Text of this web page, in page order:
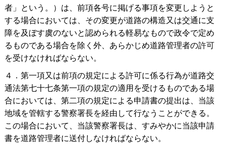
者」という。）は、前項各号に掲げる事項を変更しようと
する場合においては、その変更が道路の構造又は交通に支
障を及ぼす虞のないと認められる軽易なもので政令で定め
るものである場合を除く外、あらかじめ道路管理者の許可
を受けなければならない。
４．第一項又は前項の規定による許可に係る行為が道路交
通法第七十七条第一項の規定の適用を受けるものである場
合においては、第二項の規定による申請書の提出は、当該
地域を管轄する警察署長を経由して行なうことができる。
この場合において、当該警察署長は、すみやかに当該申請
書を道路管理者に送付しなければならない。